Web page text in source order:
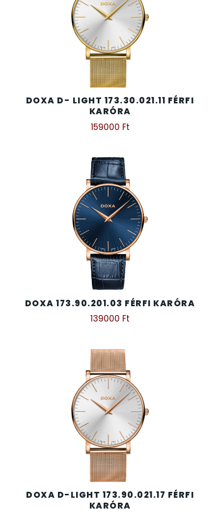
DOXA D- LIGHT 173.30.021.11 FÉRFI
KARÓRA
159000 Ft
DOXA 173.90.201.03 FÉRFI KARÓRA
139000 Ft
DOXA D-LIGHT 173.90.021.17 FÉRFI
KARÓRA